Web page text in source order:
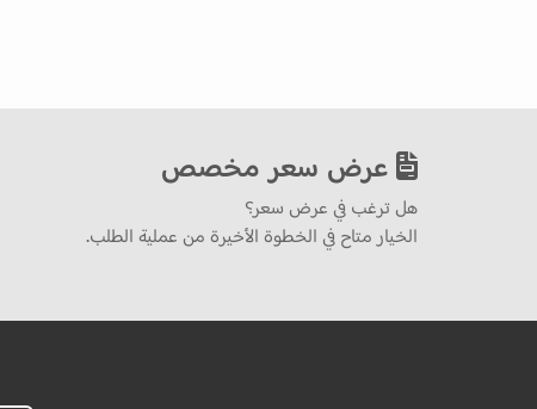
عرض سعر مخصص
هل ترغب في عرض سعر؟
الخيار متاح في الخطوة الأخيرة من عملية الطلب.